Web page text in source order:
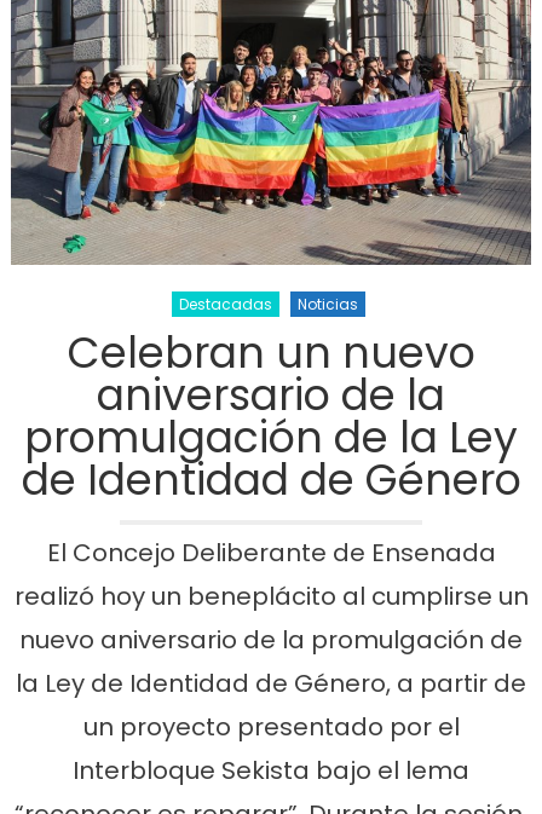
Destacadas Noticias
Celebran un nuevo
aniversario de la
promulgación de la Ley
de Identidad de Género
El Concejo Deliberante de Ensenada
realizó hoy un beneplácito al cumplirse un
nuevo aniversario de la promulgación de
la Ley de Identidad de Género, a partir de
un proyecto presentado por el
Interbloque Sekista bajo el lema